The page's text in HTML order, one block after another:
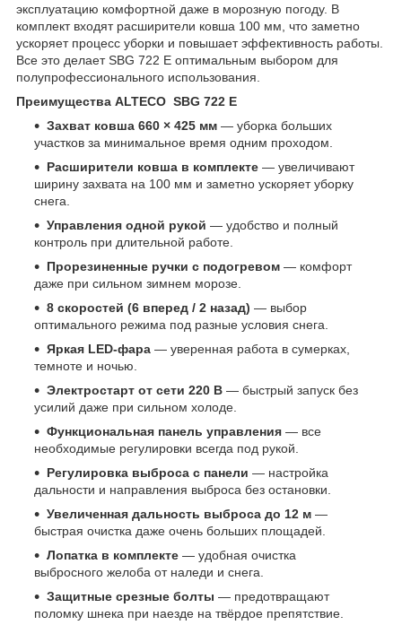
эксплуатацию комфортной даже в морозную погоду. В
комплект входят расширители ковша 100 мм, что заметно
ускоряет процесс уборки и повышает эффективность работы.
Все это делает SBG 722 E оптимальным выбором для
полупрофессионального использования.
Преимущества ALTECO SBG 722 E
Захват ковша 660 × 425 мм — уборка больших
участков за минимальное время одним проходом.
Расширители ковша в комплекте — увеличивают
ширину захвата на 100 мм и заметно ускоряет уборку
снега.
Управления одной рукой — удобство и полный
контроль при длительной работе.
Прорезиненные ручки с подогревом — комфорт
даже при сильном зимнем морозе.
8 скоростей (6 вперед / 2 назад) — выбор
оптимального режима под разные условия снега.
Яркая LED-фара — уверенная работа в сумерках,
темноте и ночью.
Электростарт от сети 220 В — быстрый запуск без
усилий даже при сильном холоде.
Функциональная панель управления — все
необходимые регулировки всегда под рукой.
Регулировка выброса с панели — настройка
дальности и направления выброса без остановки.
Увеличенная дальность выброса до 12 м —
быстрая очистка даже очень больших площадей.
Лопатка в комплекте — удобная очистка
выбросного желоба от наледи и снега.
Защитные срезные болты — предотвращают
поломку шнека при наезде на твёрдое препятствие.